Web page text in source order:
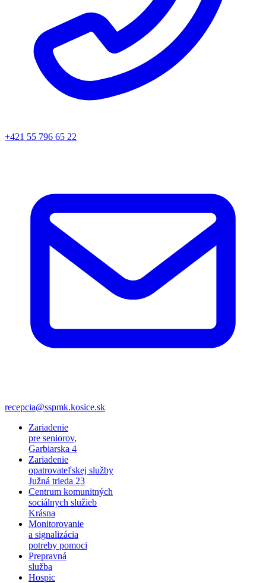
+421 55 796 65 22
recepcia@sspmk.kosice.sk
Zariadenie
pre seniorov,
Garbiarska 4
Zariadenie
opatrovateľskej služby
Južná trieda 23
Centrum komunitných
sociálnych služieb
Krásna
Monitorovanie
a signalizácia
potreby pomoci
Prepravná
služba
Hospic